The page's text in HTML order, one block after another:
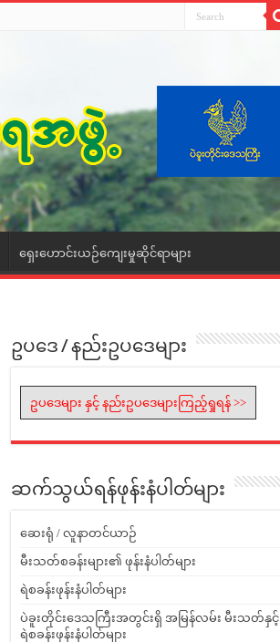
ရှေးဟောင်းယဉ်ကျေးမှုဆိုင်ရာများ
ဥပဒေ / နည်းဥပဒေများ
ဥပဒေများ နှင့် နည်းဥပဒေများကြည့်ရှုရန် >>
ဆက်သွယ်ရန်ဖုန်းနံပါတ်များ
ဆေးရုံ / လူနာတင်ယာဉ်
မီးသတ်စခန်းများ၏ ဖုန်းနံပါတ်များ
ရဲစခန်းဖုန်းနံပါတ်များ
ပဲခူးတိုင်းဒေသကြီးအတွင်းရှိ အမြန်လမ်း မီးသတ်နှင့်
ရဲစခန်းဖုန်းနံပါတ်များ